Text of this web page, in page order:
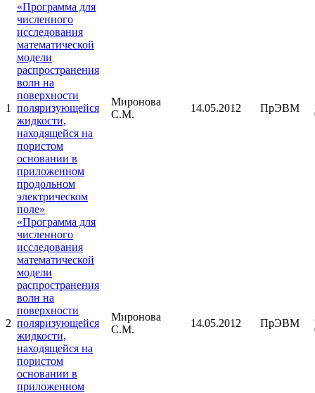
1
«Программа для
численного
исследования
математической
модели
распространения
волн на
поверхности
поляризующейся
жидкости,
находящейся на
пористом
основании в
приложенном
продольном
электрическом
поле»
Миронова
С.М.
14.05.2012 ПрЭВМ
2
«Программа для
численного
исследования
математической
модели
распространения
волн на
поверхности
поляризующейся
жидкости,
находящейся на
пористом
основании в
приложенном
Миронова
С.М.
14.05.2012 ПрЭВМ